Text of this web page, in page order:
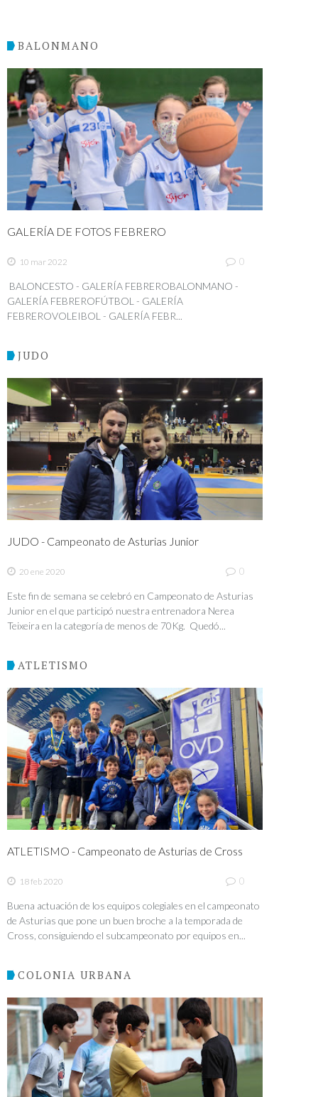
BALONMANO
GALERÍA DE FOTOS FEBRERO
10 mar 2022 0
BALONCESTO - GALERÍA FEBREROBALONMANO -
GALERÍA FEBREROFÚTBOL - GALERÍA
FEBREROVOLEIBOL - GALERÍA FEBR...
JUDO
JUDO - Campeonato de Asturias Junior
20 ene 2020 0
Este fin de semana se celebró en Campeonato de Asturias
Junior en el que participó nuestra entrenadora Nerea
Teixeira en la categoría de menos de 70Kg. Quedó...
ATLETISMO
ATLETISMO - Campeonato de Asturias de Cross
18 feb 2020 0
Buena actuación de los equipos colegiales en el campeonato
de Asturias que pone un buen broche a la temporada de
Cross, consiguiendo el subcampeonato por equipos en...
COLONIA URBANA